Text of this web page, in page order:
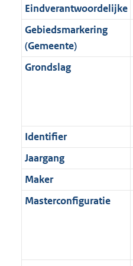
f
o
m
a
b
n
f
r
m
b
i
n
o
r
t
b
e
i
f
o
a
4
b
Eindverantwoordelijke
Gebiedsmarkering
(Gemeente)
Grondslag
Identifier
Jaargang
Maker
Masterconfiguratie